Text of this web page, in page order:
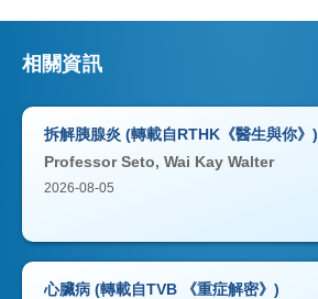
相關資訊
拆解胰腺炎 (轉載自RTHK《醫生與你》)
Professor Seto, Wai Kay Walter
2026-08-05
心臟病 (轉載自TVB 《重症解密》)